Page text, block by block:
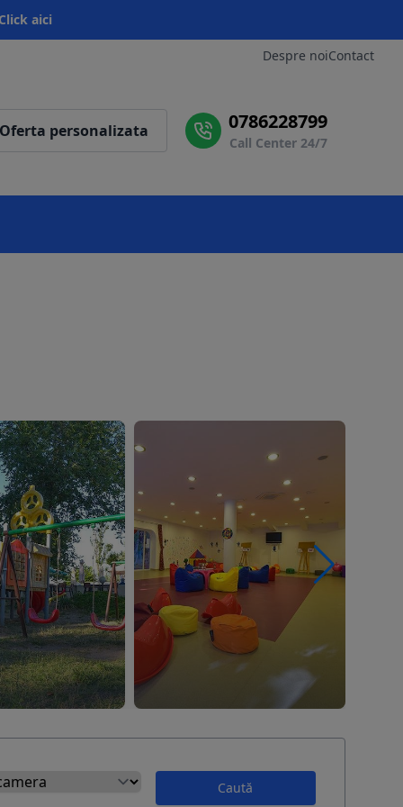
aici
Despre noiContact
Oferta personalizata 0786228799
Call Center 24/7
Caută